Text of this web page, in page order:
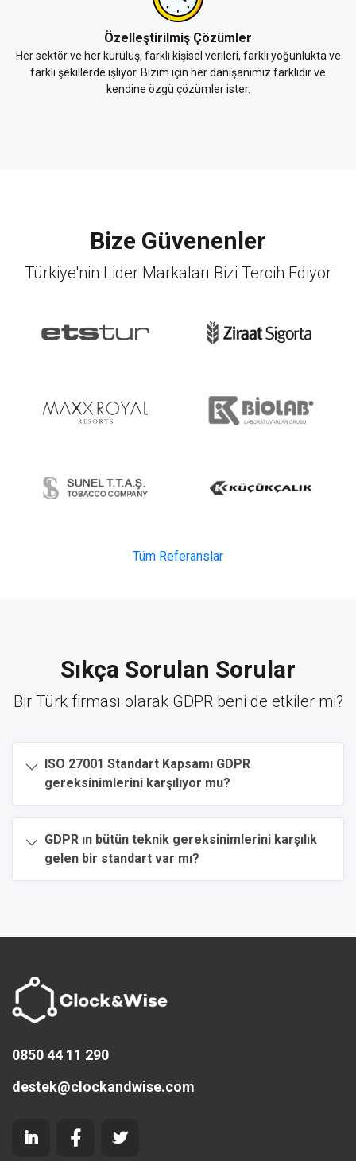
Özelleştirilmiş Çözümler
Her sektör ve her kuruluş, farklı kişisel verileri, farklı yoğunlukta ve
farklı şekillerde işliyor. Bizim için her danışanımız farklıdır ve
kendine özgü çözümler ister.
Bize Güvenenler
Türkiye'nin Lider Markaları Bizi Tercih Ediyor
Tüm Referanslar
Sıkça Sorulan Sorular
Bir Türk firması olarak GDPR beni de etkiler mi?
ISO 27001 Standart Kapsamı GDPR
gereksinimlerini karşılıyor mu?
GDPR ın bütün teknik gereksinimlerini karşılık
gelen bir standart var mı?
0850 44 11 290
destek@clockandwise.com